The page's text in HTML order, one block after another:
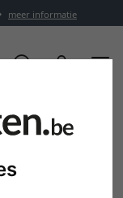
meer informatie